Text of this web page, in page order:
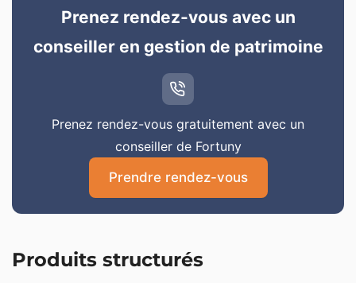
Prenez rendez-vous avec un
conseiller en gestion de patrimoine
Prenez rendez-vous gratuitement avec un
conseiller de Fortuny
Prendre rendez-vous
Produits structurés